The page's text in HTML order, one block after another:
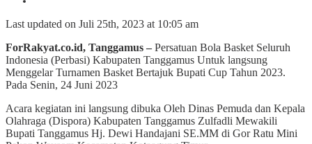
Last updated on Juli 25th, 2023 at 10:05 am
ForRakyat.co.id, Tanggamus – Persatuan Bola Basket Seluruh
Indonesia (Perbasi) Kabupaten Tanggamus Untuk langsung
Menggelar Turnamen Basket Bertajuk Bupati Cup Tahun 2023.
Pada Senin, 24 Juni 2023
Acara kegiatan ini langsung dibuka Oleh Dinas Pemuda dan Kepala
Olahraga (Dispora) Kabupaten Tanggamus Zulfadli Mewakili
Bupati Tanggamus Hj. Dewi Handajani SE.MM di Gor Ratu Mini